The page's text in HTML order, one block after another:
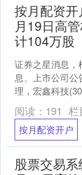
按月配资
月19日高
计104万股
证券之星消息，
息、上市公司
理，宏鑫科技
人员股份变动情
董....
阅读： 191 栏
按月配资开户
股票交易